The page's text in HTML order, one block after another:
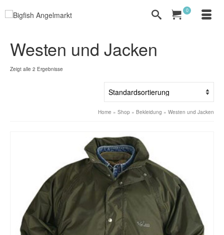
0
Westen und Jacken
Zeigt alle 2 Ergebnisse
Home » Shop » Bekleidung » Westen und Jacken